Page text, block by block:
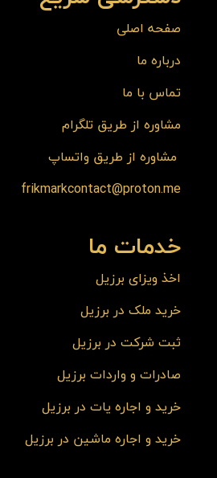
صفحه اصلی
درباره ما
تماس با ما
مشاوره از طریق تلگرام
مشاوره از طریق واتساپ
frikmarkcontact@proton.me
خدمات ما
اخذ ویزای برزیل
خرید ملک در برزیل
ثبت شرکت در برزیل
صادرات و واردات برزیل
خرید و اجاره یات در برزیل
خرید و اجاره ماشین در برزیل